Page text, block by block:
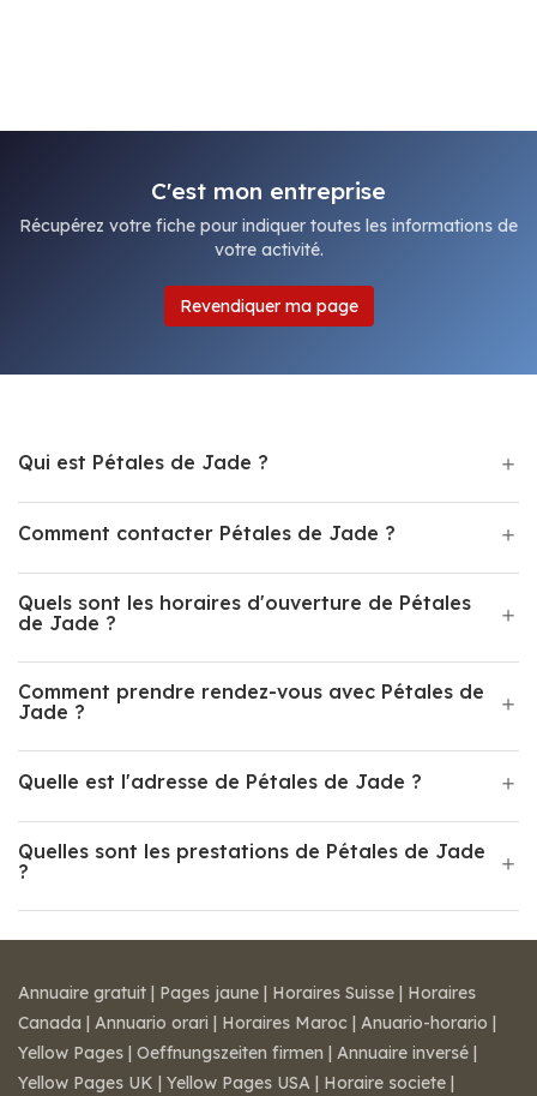
C'est mon entreprise
Récupérez votre fiche pour indiquer toutes les informations de
votre activité.
Revendiquer ma page
Qui est Pétales de Jade ?
Comment contacter Pétales de Jade ?
Quels sont les horaires d'ouverture de Pétales
de Jade ?
Comment prendre rendez-vous avec Pétales de
Jade ?
Quelle est l'adresse de Pétales de Jade ?
Quelles sont les prestations de Pétales de Jade
?
Annuaire gratuit | Pages jaune | Horaires Suisse | Horaires
Canada | Annuario orari | Horaires Maroc | Anuario-horario |
Yellow Pages | Oeffnungszeiten firmen | Annuaire inversé |
Yellow Pages UK | Yellow Pages USA | Horaire societe |